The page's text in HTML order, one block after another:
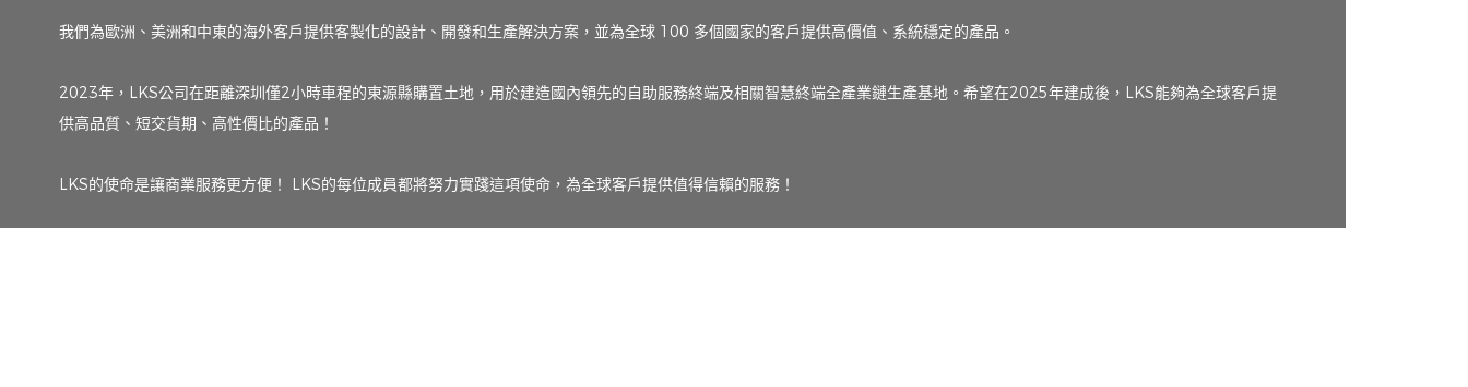
我們為歐洲、美洲和中東的海外客戶提供客製化的設計、開發和生產解決方案，並為全球 100 多個國家的客戶提供高價值、系統穩定的產品。
2023年，LKS公司在距離深圳僅2小時車程的東源縣購置土地，用於建造國內領先的自助服務終端及相關智慧終端全產業鏈生產基地。希望在2025年建成後，LKS能夠為全球客戶提
供高品質、短交貨期、高性價比的產品！
LKS的使命是讓商業服務更方便！ LKS的每位成員都將努力實踐這項使命，為全球客戶提供值得信賴的服務！